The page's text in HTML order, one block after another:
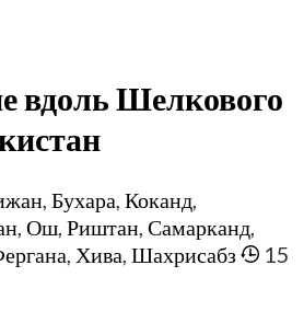
вдоль Шелкового
,Бухара ,Коканд
Ош Риштан Самарканд
Хива Шахрисабз
15